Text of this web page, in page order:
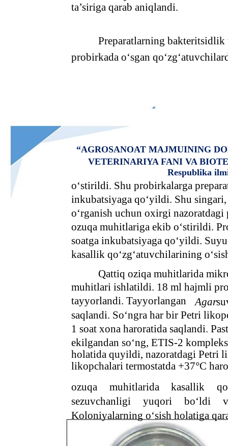
ta’siriga qarab aniqlandi.
Preparatlarning bakteritsidlik
probirkada o‘sgan
“AGROSANOAT MAJMUINING
VETERINARIYA FANI VA
Respublika
o‘stirildi. Shu probirkalarga
inkubatsiyaga qo‘yildi. Shu
o‘rganish uchun oxirgi
ozuqa muhitlariga ekib o‘stirildi.
soatga inkubatsiyaga qo‘yildi.
kasallik qo‘zg‘atuvchilarining
Qattiq oziqa muhitlarida
muhitlari ishlatildi. 18 ml hajmli
tayyorlandi. Tayyorlangan
Agar
saqlandi. So‘ngra har bir Petri
1 soat xona haroratida saqlandi.
ekilgandan so‘ng, ETIS-2
holatida quyildi, nazoratdagi Petri
likopchalari termostatda +37°C
ozuqa
muhitlarida kasallik
sezuvchanligi
yuqori bo‘ldi
Koloniyalarning o‘sish holatiga